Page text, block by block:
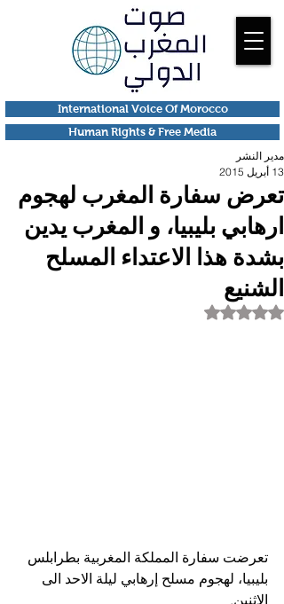
Human Rights & Free Media
International Voice Of Morocco
تعرض سفارة المغرب لهجوم
ارهابي بليبيا، و المغرب يدين
بشدة هذا الاعتداء المسلح
الشنيع
مدير النشر
13 أبريل 2015
تم التقييم بـ ليس رقمًا من أصل 5 نجوم.
تعرضت سفارة المملكة المغربية بطرابلس
بليبيا، لهجوم مسلح إرهابي ليلة الاحد الى
الاثنين.